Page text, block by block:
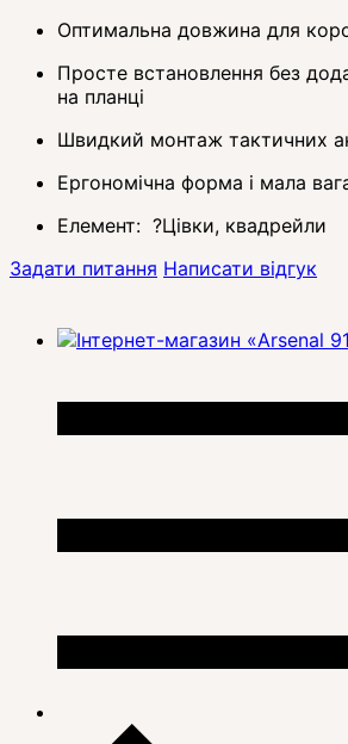
Оптимальна довжина для
Просте встановлення без
на планці
Швидкий монтаж тактичних
Ергономічна форма і мала
Елемент: ?Цівки, квадрейли
Задати питання Написати відгук